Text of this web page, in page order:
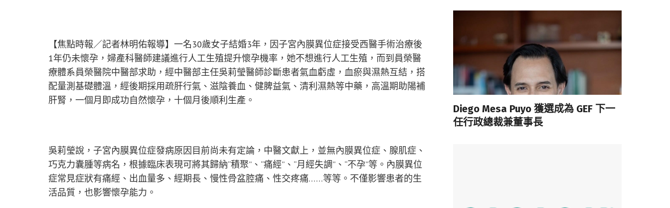
【焦點時報／記者林明佑報導】一名30歲女子結婚3年，因子宮內膜異位症接受西醫手術治療後
1年仍未懷孕，婦產科醫師建議進行人工生殖提升懷孕機率，她不想進行人工生殖，而到員榮醫
療體系員榮醫院中醫部求助，經中醫部主任吳莉瑩醫師診斷患者氣血虧虛，血瘀與濕熱互結，搭
配量測基礎體溫，經後期採用疏肝行氣、滋陰養血、健脾益氣、清利濕熱等中藥，高溫期助陽補
肝腎，一個月即成功自然懷孕，十個月後順利生產。
吳莉瑩說，子宮內膜異位症發病原因目前尚未有定論，中醫文獻上，並無內膜異位症、腺肌症、
巧克力囊腫等病名，根據臨床表現可將其歸納“積聚”、“痛經”、“月經失調”、“不孕”等。內膜異位
症常見症狀有痛經、出血量多、經期長、慢性骨盆腔痛、性交疼痛……等等。不僅影響患者的生
活品質，也影響懷孕能力。
Diego Mesa Puyo 獲選成為 GEF 下一
任行政總裁兼董事長